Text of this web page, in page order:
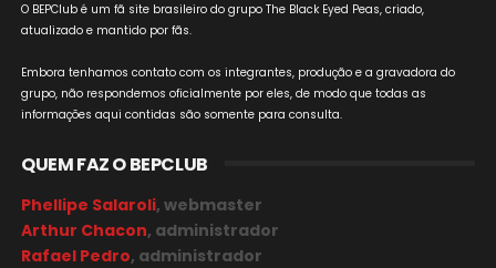
O BEPClub é um fã site brasileiro do grupo The Black Eyed Peas, criado,
atualizado e mantido por fãs.
Embora tenhamos contato com os integrantes, produção e a gravadora do
grupo, não respondemos oficialmente por eles, de modo que todas as
informações aqui contidas são somente para consulta.
QUEM FAZ O BEPCLUB
Phellipe Salaroli, webmaster
Arthur Chacon, administrador
Rafael Pedro, administrador